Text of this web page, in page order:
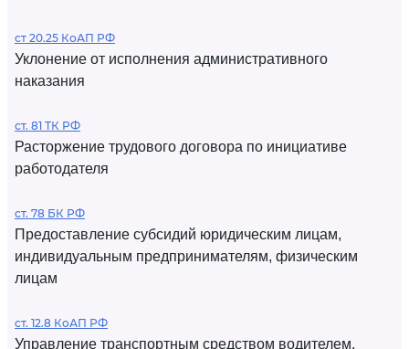
ст 20.25 КоАП РФ
Уклонение от исполнения административного
наказания
ст. 81 ТК РФ
Расторжение трудового договора по инициативе
работодателя
ст. 78 БК РФ
Предоставление субсидий юридическим лицам,
индивидуальным предпринимателям, физическим
лицам
ст. 12.8 КоАП РФ
Управление транспортным средством водителем,